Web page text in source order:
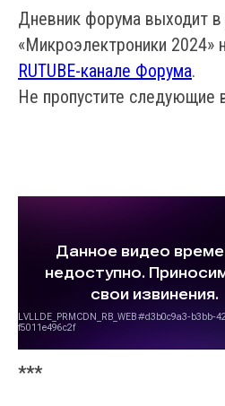
Дневник форума выходит
«Микроэлектроники 2024»
RUTUBE-канале Форума.
Не пропустите следующие
***